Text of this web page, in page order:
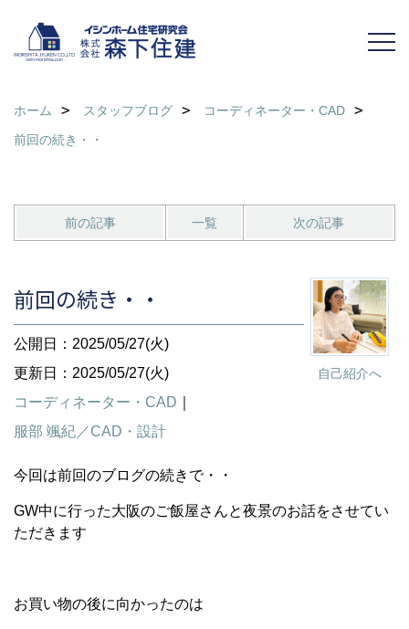
ホーム スタッフブログ
コーディネーター・CAD
前回の続き・・
前の記事 一覧 次の記事
自己紹介へ
前回の続き・・
公開日：2025/05/27(火)
更新日：2025/05/27(火)
コーディネーター・CAD
服部 颯紀／CAD・設計
今回は前回のブログの続きで・・
GW中に行った大阪のご飯屋さんと夜景のお話をさせてい
ただきます
お買い物の後に向かったのは